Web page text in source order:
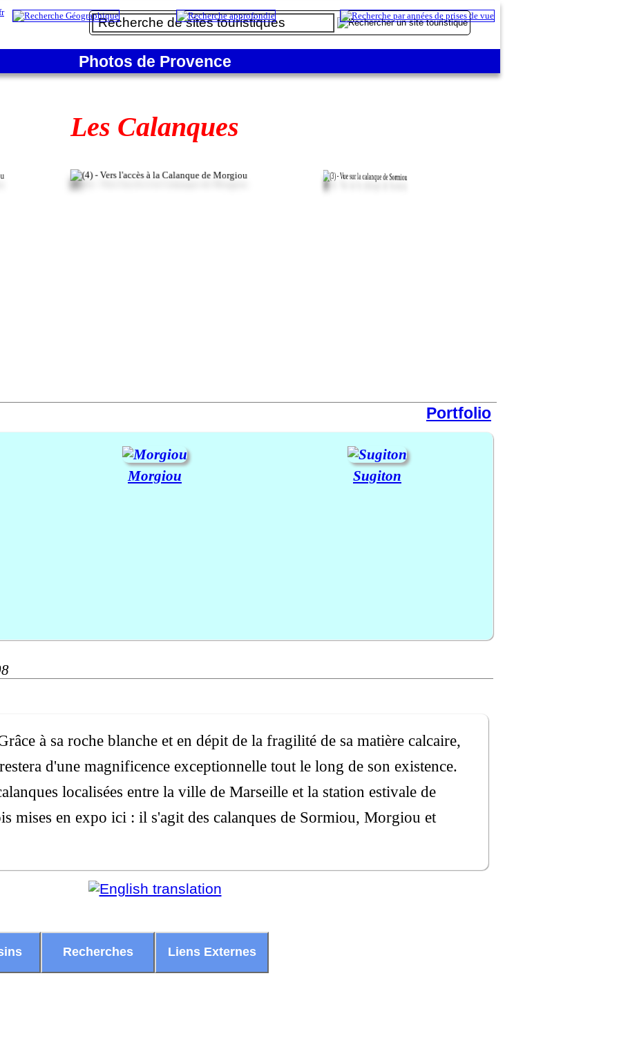
Photos de Provence
Les Calanques
Portfolio
Morgiou Sugiton
à sa roche blanche et en dépit de la fragilité de sa matière calcaire,
d'une magnificence exceptionnelle tout le long de son existence.
localisées entre la ville de Marseille et la station estivale de
mises en expo ici : il s'agit des calanques de Sormiou, Morgiou et
Recherches Liens Externes